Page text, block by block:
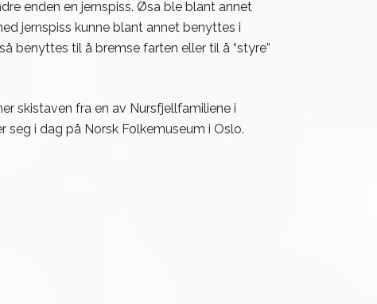
enden en jernspiss. Øsa ble blant annet
jernspiss kunne blant annet benyttes i
benyttes til å bremse farten eller til å “styre”
skistaven fra en av Nursfjellfamiliene i
i dag på Norsk Folkemuseum i Oslo.